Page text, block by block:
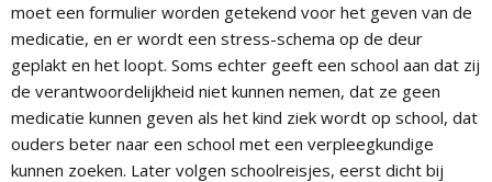
moet een formulier worden getekend voor het geven van de
medicatie, en er wordt een stress-schema op de deur
geplakt en het loopt. Soms echter geeft een school aan dat zij
de verantwoordelijkheid niet kunnen nemen, dat ze geen
medicatie kunnen geven als het kind ziek wordt op school, dat
ouders beter naar een school met een verpleegkundige
kunnen zoeken. Later volgen schoolreisjes, eerst dicht bij